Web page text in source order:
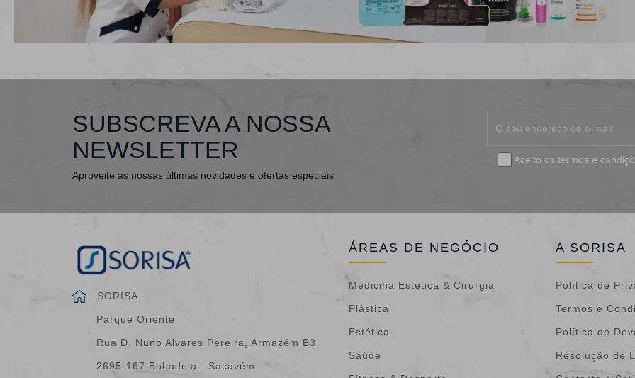
SUBSCREVA A NOSSA
NEWSLETTER
Aproveite as nossas últimas novidades e ofertas especiais
Aceito os termos e
SORISA
Parque Oriente
Rua D. Nuno Alvares Pereira, Armazém B3
2695-167 Bobadela - Sacavém
ÁREAS DE NEGÓCIO
Medicina Estética & Cirurgia
Plástica
Estética
Saúde
A SORISA
Política de
Termos e
Política de
Resolução de